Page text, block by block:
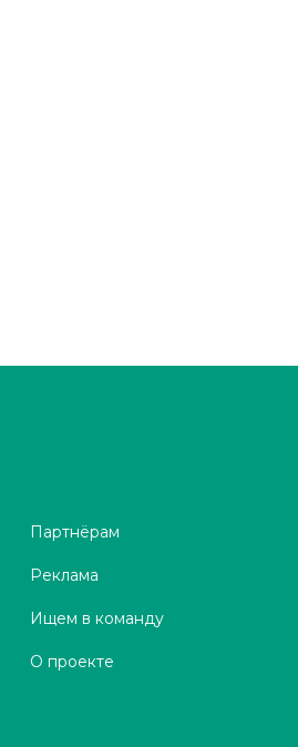
Партнёрам
Реклама
Ищем в команду
О проекте